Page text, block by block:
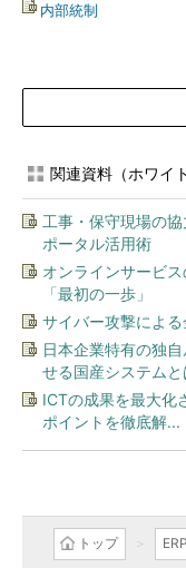
内部統制
関連資料（ホワイ
工事・保守現場の
ポータル活用術
オンラインサービ
「最初の一歩」
サイバー攻撃によ
日本企業特有の独
せる国産システムと
ICTの成果を最大
ポイントを徹底解...
トップ ERP